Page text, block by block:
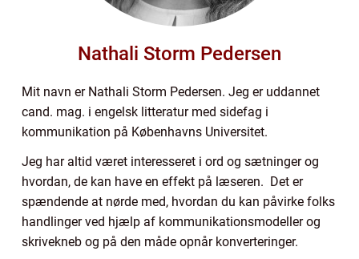
Nathali Storm Pedersen
Mit navn er Nathali Storm Pedersen. Jeg er uddannet
cand. mag. i engelsk litteratur med sidefag i
kommunikation på Københavns Universitet.
Jeg har altid været interesseret i ord og sætninger og
hvordan, de kan have en effekt på læseren. Det er
spændende at nørde med, hvordan du kan påvirke folks
handlinger ved hjælp af kommunikationsmodeller og
skrivekneb og på den måde opnår konverteringer.